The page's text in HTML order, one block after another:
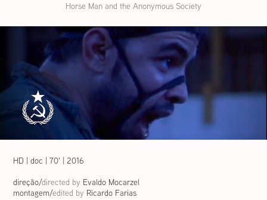
Horse Man and the Anonymous Society
HD | doc | 70' | 2016
direção/directed by Evaldo Mocarzel
montagem/edited by Ricardo Farias